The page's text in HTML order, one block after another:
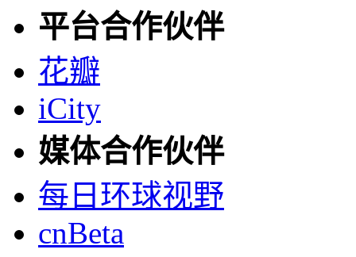
平台合作伙伴
花瓣
iCity
媒体合作伙伴
每日环球视野
cnBeta